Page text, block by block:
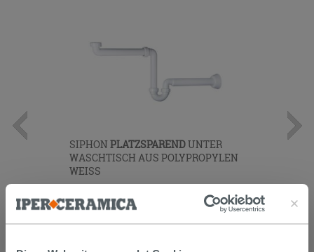
SIPHON PLATZSPARENDUNTER
WASCHTISCH AUS POLYPROPYLEN
WEISS
12,90 € /STK.
IN DEN WARENKORB LEGEN